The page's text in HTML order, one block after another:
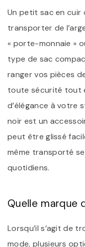
Un petit sac en cuir
transporter de
« porte-monnaie »
type de sac
ranger vos pièces
toute sécurité tout
d’élégance à votre
noir est un
peut être glissé
même transporté
quotidiens.
Quelle marque
Lorsqu’il s’agit de
mode, plusieurs